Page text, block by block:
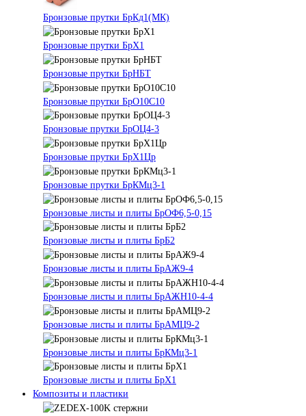
Бронзовые прутки БрКд1(МК)
Бронзовые прутки БрХ1
Бронзовые прутки БрНБТ
Бронзовые прутки БрО10С10
Бронзовые прутки БрОЦ4-3
Бронзовые прутки БрХ1Цр
Бронзовые прутки БрКМц3-1
Бронзовые листы и плиты БрОФ6,5-0,15
Бронзовые листы и плиты БрБ2
Бронзовые листы и плиты БрАЖ9-4
Бронзовые листы и плиты БрАЖН10-4-4
Бронзовые листы и плиты БрАМЦ9-2
Бронзовые листы и плиты БрКМц3-1
Бронзовые листы и плиты БрХ1
Композиты и пластики